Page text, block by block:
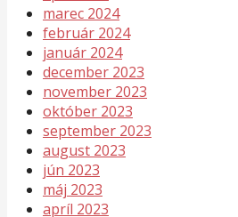
marec 2024
február 2024
január 2024
december 2023
november 2023
október 2023
september 2023
august 2023
jún 2023
máj 2023
apríl 2023